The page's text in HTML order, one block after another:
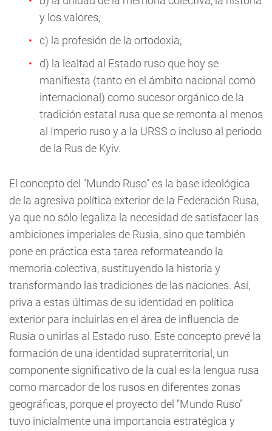
y los valores;
c) la profesión de la ortodoxia;
d) la lealtad al Estado ruso que hoy se
manifiesta (tanto en el ámbito nacional como
internacional) como sucesor orgánico de la
tradición estatal rusa que se remonta al menos
al Imperio ruso y a la URSS o incluso al periodo
de la Rus de Kyiv.
El concepto del "Mundo Ruso" es la base ideológica
de la agresiva política exterior de la Federación Rusa,
ya que no sólo legaliza la necesidad de satisfacer las
ambiciones imperiales de Rusia, sino que también
pone en práctica esta tarea reformateando la
memoria colectiva, sustituyendo la historia y
transformando las tradiciones de las naciones. Así,
priva a estas últimas de su identidad en política
exterior para incluirlas en el área de influencia de
Rusia o unirlas al Estado ruso. Este concepto prevé la
formación de una identidad supraterritorial, un
componente significativo de la cual es la lengua rusa
como marcador de los rusos en diferentes zonas
geográficas, porque el proyecto del "Mundo Ruso"
tuvo inicialmente una importancia estratégica y